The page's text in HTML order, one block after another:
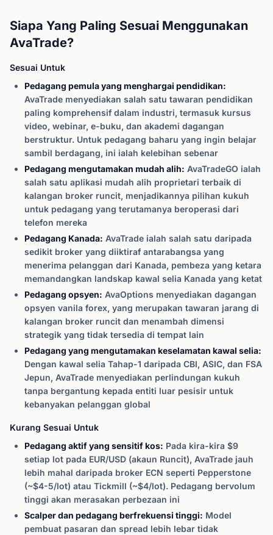
Siapa Yang Paling Sesuai Menggunakan
AvaTrade?
Sesuai Untuk
Pedagang pemula yang menghargai pendidikan:
AvaTrade menyediakan salah satu tawaran pendidikan
paling komprehensif dalam industri, termasuk kursus
video, webinar, e-buku, dan akademi dagangan
berstruktur. Untuk pedagang baharu yang ingin belajar
sambil berdagang, ini ialah kelebihan sebenar
Pedagang mengutamakan mudah alih: AvaTradeGO ialah
salah satu aplikasi mudah alih proprietari terbaik di
kalangan broker runcit, menjadikannya pilihan kukuh
untuk pedagang yang terutamanya beroperasi dari
telefon mereka
Pedagang Kanada: AvaTrade ialah salah satu daripada
sedikit broker yang diiktiraf antarabangsa yang
menerima pelanggan dari Kanada, pembeza yang ketara
memandangkan landskap kawal selia Kanada yang ketat
Pedagang opsyen: AvaOptions menyediakan dagangan
opsyen vanila forex, yang merupakan tawaran jarang di
kalangan broker runcit dan menambah dimensi
strategik yang tidak tersedia di tempat lain
Pedagang yang mengutamakan keselamatan kawal selia:
Dengan kawal selia Tahap-1 daripada CBI, ASIC, dan FSA
Jepun, AvaTrade menyediakan perlindungan kukuh
tanpa bergantung kepada entiti luar pesisir untuk
kebanyakan pelanggan global
Kurang Sesuai Untuk
Pedagang aktif yang sensitif kos: Pada kira-kira $9
setiap lot pada EUR/USD (akaun Runcit), AvaTrade jauh
lebih mahal daripada broker ECN seperti Pepperstone
(~$4-5/lot) atau Tickmill (~$4/lot). Pedagang bervolum
tinggi akan merasakan perbezaan ini
Scalper dan pedagang berfrekuensi tinggi: Model
pembuat pasaran dan spread lebih lebar tidak